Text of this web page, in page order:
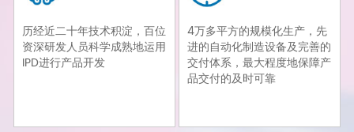
历经近二十年技术积淀，百位
资深研发人员科学成熟地运用
IPD进行产品开发
4万多平方的规模化生产，先
进的自动化制造设备及完善的
交付体系，最大程度地保障产
品交付的及时可靠